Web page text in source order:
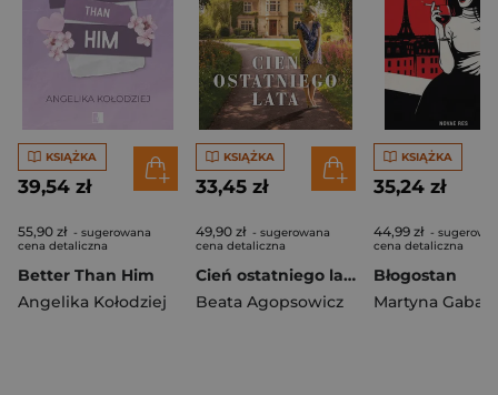
KSIĄŻKA
39,54 zł
55,90 zł - sugerowana
cena detaliczna
Better Than Him
Angelika Kołodziej
KSIĄŻKA
33,45 zł
49,90 zł - sugerowana
cena detaliczna
Cień ostatniego lata (większe lietry)
Beata Agopsowicz
KSIĄŻKA
35,24 zł
44,99 zł -
cena detaliczna
Błogostan
Martyna Gabała